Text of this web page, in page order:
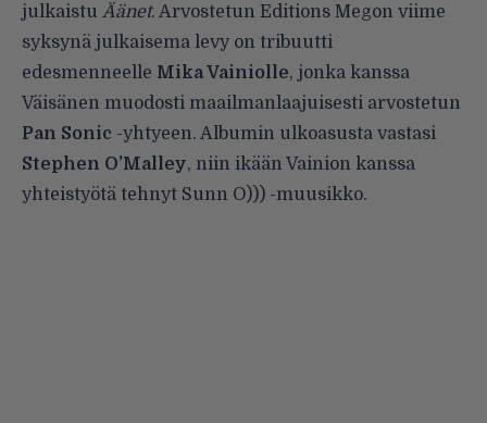
julkaistu Äänet. Arvostetun Editions Megon viime
syksynä julkaisema levy on tribuutti
edesmenneelle Mika Vainiolle, jonka kanssa
Väisänen muodosti maailmanlaajuisesti arvostetun
Pan Sonic -yhtyeen. Albumin ulkoasusta vastasi
Stephen O’Malley, niin ikään Vainion kanssa
yhteistyötä tehnyt Sunn O))) -muusikko.